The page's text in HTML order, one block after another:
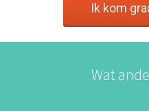
Ik kom
Wat